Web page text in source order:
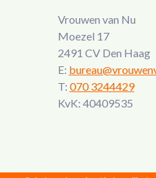
Vrouwen van Nu
Moezel 17
2491 CV Den Haag
E:
T: 070 3244429
KvK: 40409535